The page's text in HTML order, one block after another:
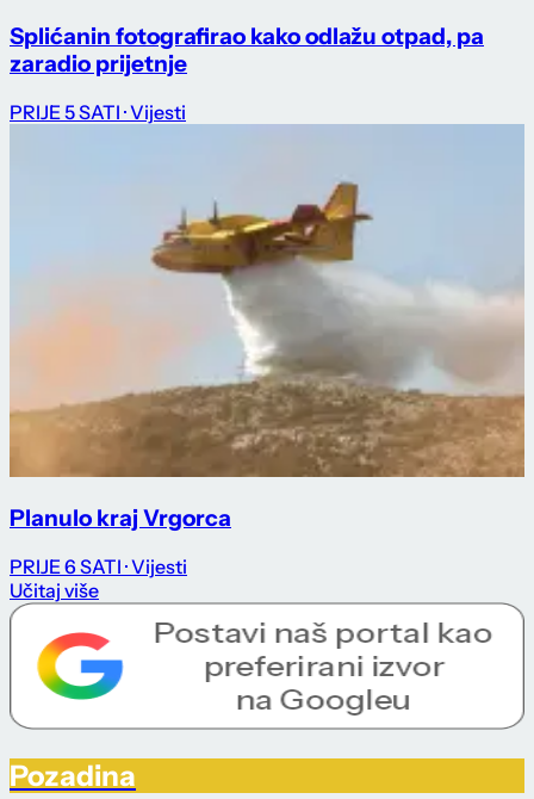
Splićanin fotografirao kako odlažu otpad, pa
zaradio prijetnje
PRIJE 5 SATI · Vijesti
Planulo kraj Vrgorca
PRIJE 6 SATI · Vijesti
Učitaj više
Pozadina